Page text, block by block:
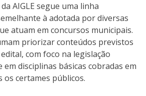
AIGLE segue uma linha
à adotada por diversas
atuam em concursos municipais.
priorizar conteúdos previstos
com foco na legislação
em disciplinas básicas cobradas em
certames públicos.